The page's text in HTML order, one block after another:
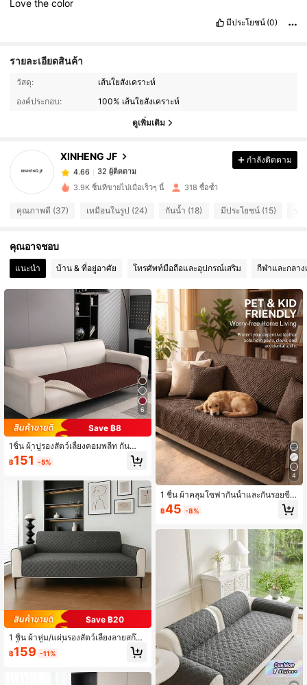
Lovethecolor
มีประโยชน์ (0)
รายละเอียดสินค้า
วัสดุ:
เส้นใยสังเคราะห์
องค์ประกอบ:
100% เส้นใยสังเคราะห์
ดูเพิ่มเติม
XINHENG JF
32 ผู้ติดตาม
32 ผู้ติดตาม
32 ผู้ติดตาม
4.66
4.66 32 ผู้ติดตาม
4.66 32 ผู้ติดตาม
4.66 32 ผู้ติดตาม
32 ผู้ติดตาม
กำลังติดตาม
3.9K ชิ้นที่ขายไปเมื่อเร็วๆ นี้ 318 ซื้อซ้ำ
คุณภาพดี (37) เหมือนในรูป (24) กันน้ำ (18) มีประโยชน์ (15) รา
คุณอาจชอบ
แนะนำ บ้าน & ที่อยู่อาศัย โทรศัพท์มือถือและอุปกรณ์เสริม กีฬาและกลาง
6
Save ฿8
1ชิ้น ผ้าปูรองสัตว์เลี้ยงคอมพลีท กันน้ำแ
ละกันลื่น บาง เหมาะสำหรับแมวและสุนั
ขขนาดเล็ก/กลาง/ใหญ่ ใช้ได้ในห้องนอ
ที่นั่ง)
฿151 -5%
Save ฿20
1 ชิ้น ผ้าห่ม/แผ่นรองสัตว์เลี้ยงลายสก๊อต
สีพื้น กันน้ำ กันลื่น แบบบาง, ผ้าคลุมป้อ
งกันเหมาะสำหรับแมวและสุนัขขนาดเล็
ฟาสัตว์เลี้ยงในห้องนั่งเล่น (1-4 ที่นั่ง)
฿159 -11%
4
1 ชิ้น ผ้าคลุมโซฟากันน้ำและกันรอยขีด
ข่วนจากขนสัตว์, ผ้าคลุมโซฟากันรอยขี
ดข่วนสำหรับสุนัข, ผ้าคลุมโซฟากันลื่น
กและรอยขีดข่วน
฿45 -8%